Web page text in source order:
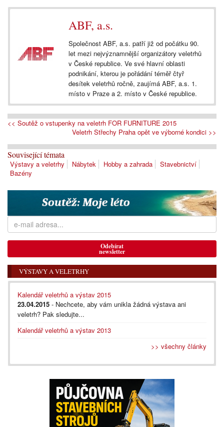
ABF, a.s.
Společnost ABF, a.s. patří již od počátku 90.
let mezi nejvýznamnější organizátory veletrhů
v České republice. Ve své hlavní oblasti
podnikání, kterou je pořádání téměř čtyř
desítek veletrhů ročně, zaujímá ABF, a.s. 1.
místo v Praze a 2. místo v České republice.
<< Soutěž o vstupenky na veletrh FOR FURNITURE 2015
Veletrh Střechy Praha opět ve výborné kondici >>
Související témata
Výstavy a veletrhy Nábytek Hobby a zahrada
Stavebnictví
Bazény
Odebírat
newsletter
VÝSTAVY A VELETRHY
Kalendář veletrhů a výstav 2015
23.04.2015 - Nechcete, aby vám unikla žádná výstava ani
veletrh? Pak sledujte...
Kalendář veletrhů a výstav 2013
>> všechny články